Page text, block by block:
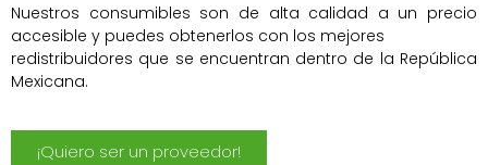
Nuestros consumibles son de alta calidad a un precio
accesible y puedes obtenerlos con los mejores
redistribuidores que se encuentran dentro de la República
Mexicana.
¡Quiero ser un proveedor!